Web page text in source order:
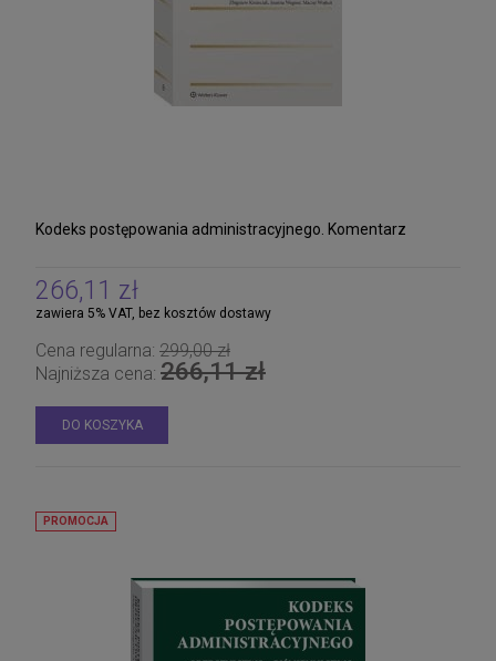
Kodeks postępowania administracyjnego. Komentarz
266,11 zł
zawiera 5% VAT, bez kosztów dostawy
Cena regularna: 299,00 zł
Najniższa cena: 266,11 zł
DO KOSZYKA
PROMOCJA